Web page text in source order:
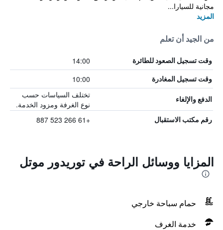
مجانية للسيارا...
المزيد
من الجيد أن تعلم
وقت تسجيل الصعود للطائرة 14:00
وقت تسجيل المغادرة 10:00
الدفع والإلغاء
تختلف السياسات حسب
نوع الغرفة ومزود الخدمة.
رقم مكتب الاستقبال +61 266 523 887
المزايا ووسائل الراحة في توريدور موتل
حمام سباحة خارجي
خدمة الغرف